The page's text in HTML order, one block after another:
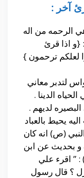
آخر :
الرحمه من اله
{و اذا قرئ
لعلكم ترحمون }
لتدبر معاني
الدينا .
لديهم .
يحيط بالعباد
(ص) انه كان
بحديث عن ابن
” اقرء علي
؟ قال رسول